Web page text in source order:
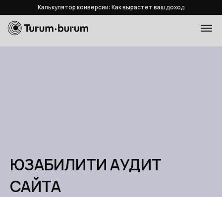
Калькулятор конверсии: Как вырастет ваш доход
ЮЗАБИЛИТИ АУДИТ
САЙТА